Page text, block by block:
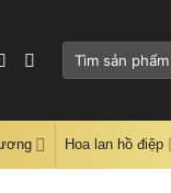
Tìm
Hoa lan hồ điệp